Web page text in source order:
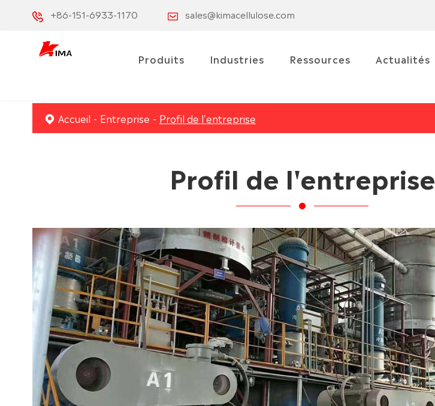
+86-151-6933-1170 sales@kimacellulose.com
Produits Industries Ressources Actualités
Accueil Entreprise Profil de l'entreprise
Profil de l'entreprise